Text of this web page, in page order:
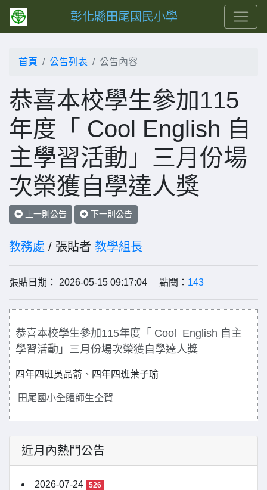
彰化縣田尾國民小學
首頁 公告列表 公告內容
恭喜本校學生參加115
年度「 Cool English 自
主學習活動」三月份場
次榮獲自學達人獎
上一則公告 下一則公告
教務處 / 張貼者 教學組長
張貼日期： 2026-05-15 09:17:04 點閱： 143
恭喜本校學生參加 115年度 「 Cool English 自主
學習活動 」 三月份場次榮獲自學達人獎
四年四班吳品萮 、 四年四班葉子瑜
田尾國小全體師生仝賀
近月內熱門公告
2026-07-24 526